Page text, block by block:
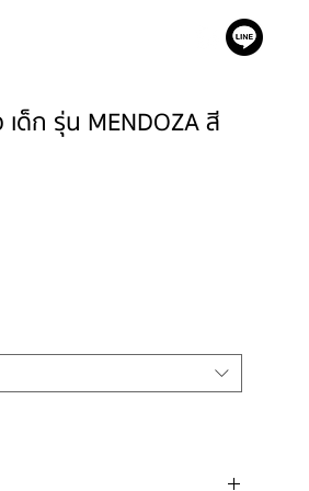
เด็ก รุ่น MENDOZA สี